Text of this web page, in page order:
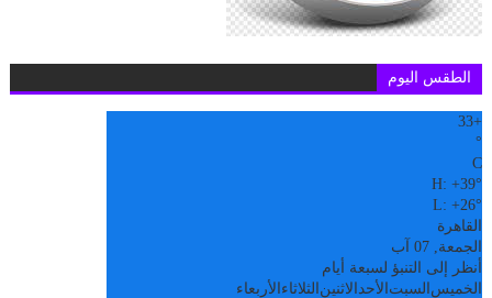
الطقس اليوم
+
33
°
C
H:+39°
L:+26°
القاهرة
الجمعة, 07 آب
أنظر إلى التنبؤ لسبعة أيام
الخميس السبت الأحدالاثنين الثلاثاء الأربعاء